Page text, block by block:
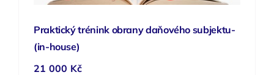
Praktický trénink obrany daňového subjektu-
(in-house)
21 000 Kč